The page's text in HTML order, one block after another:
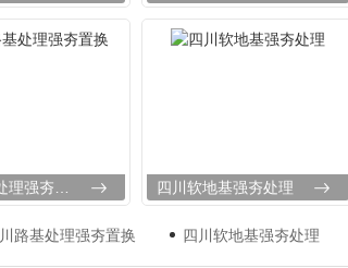
四川软地基强夯处理
路基处理强夯置换 四川软地基强夯处理